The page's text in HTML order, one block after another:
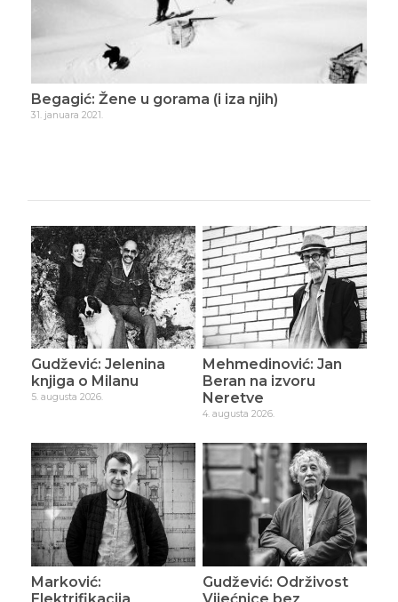
Begagić: Žene u gorama (i iza njih)
31. januara 2021.
Gudžević: Jelenina
knjiga o Milanu
5. augusta 2026.
Mehmedinović: Jan
Beran na izvoru
Neretve
4. augusta 2026.
Marković:
Gudžević: Održivost